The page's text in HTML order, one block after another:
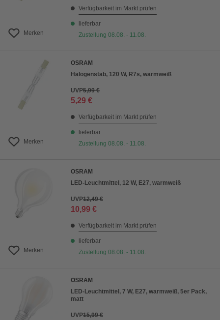
Merken
Verfügbarkeit im Markt prüfen
lieferbar
Zustellung 08.08. - 11.08.
Merken
OSRAM
Halogenstab, 120 W, R7s, warmweiß
UVP5,99 €
5,29 €
Verfügbarkeit im Markt prüfen
lieferbar
Zustellung 08.08. - 11.08.
Merken
OSRAM
LED-Leuchtmittel, 12 W, E27, warmweiß
UVP12,49 €
10,99 €
Verfügbarkeit im Markt prüfen
lieferbar
Zustellung 08.08. - 11.08.
OSRAM
LED-Leuchtmittel, 7 W, E27, warmweiß, 5er Pack,
matt
UVP15,99 €